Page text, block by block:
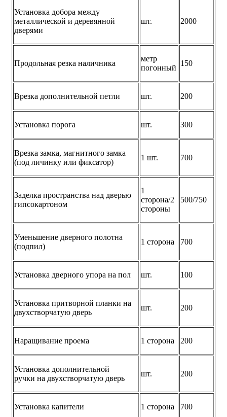
Установка добора между
металлической и деревянной
дверями
шт. 2000
Продольная резка наличника
метр
погонный
150
Врезка дополнительной петли шт. 200
Установка порога шт. 300
Врезка замка, магнитного замка
(под личинку или фиксатор)
1 шт. 700
Заделка пространства над дверью
гипсокартоном
1
сторона/2
стороны
500/750
Уменьшение дверного полотна
(подпил)
1 сторона 700
Установка дверного упора на пол шт. 100
Установка притворной планки на
двухстворчатую дверь
шт. 200
Наращивание проема 1 сторона 200
Установка дополнительной
ручки на двухстворчатую дверь
шт. 200
Установка капители 1 сторона 700